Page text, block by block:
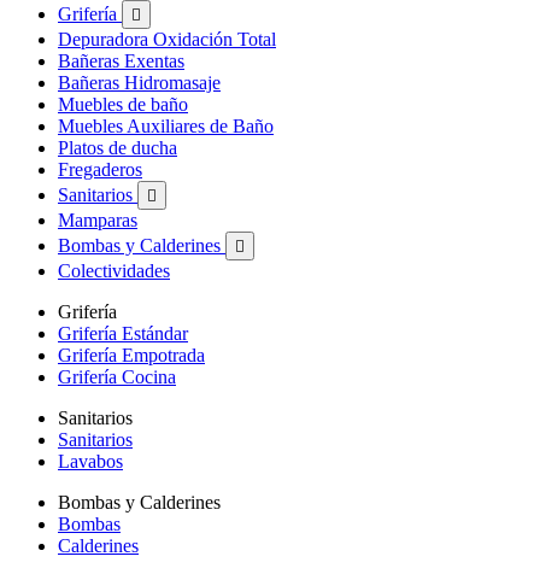
Grifería

Depuradora Oxidación Total
Bañeras Exentas
Bañeras Hidromasaje
Muebles de baño
Muebles Auxiliares de Baño
Platos de ducha
Fregaderos
Sanitarios

Mamparas
Bombas y Calderines

Colectividades
Grifería
Grifería Estándar
Grifería Empotrada
Grifería Cocina
Sanitarios
Sanitarios
Lavabos
Bombas y Calderines
Bombas
Calderines